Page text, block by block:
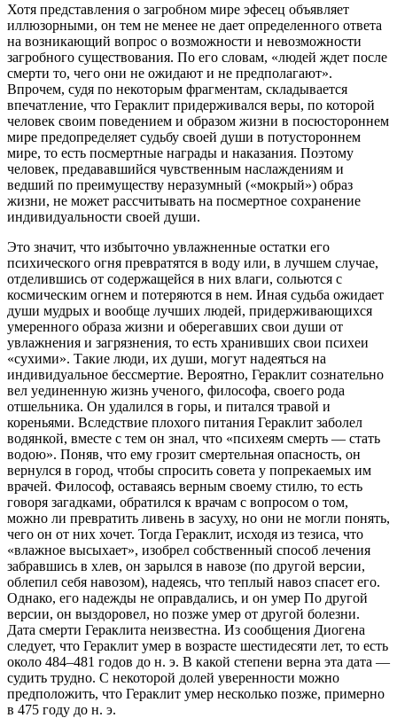
Хотя представления о загробном мире эфесец объявляет
иллюзорными, он тем не менее не дает определенного ответа
на возникающий вопрос о возможности и невозможности
загробного существования. По его словам, «людей ждет после
смерти то, чего они не ожидают и не предполагают».
Впрочем, судя по некоторым фрагментам, складывается
впечатление, что Гераклит придерживался веры, по которой
человек своим поведением и образом жизни в посюстороннем
мире предопределяет судьбу своей души в потустороннем
мире, то есть посмертные награды и наказания. Поэтому
человек, предававшийся чувственным наслаждениям и
ведший по преимуществу неразумный («мокрый») образ
жизни, не может рассчитывать на посмертное сохранение
индивидуальности своей души.
Это значит, что избыточно увлажненные остатки его
психического огня превратятся в воду или, в лучшем случае,
отделившись от содержащейся в них влаги, сольются с
космическим огнем и потеряются в нем. Иная судьба ожидает
души мудрых и вообще лучших людей, придерживающихся
умеренного образа жизни и оберегавших свои души от
увлажнения и загрязнения, то есть хранивших свои психеи
«сухими». Такие люди, их души, могут надеяться на
индивидуальное бессмертие. Вероятно, Гераклит сознательно
вел уединенную жизнь ученого, философа, своего рода
отшельника. Он удалился в горы, и питался травой и
кореньями. Вследствие плохого питания Гераклит заболел
водянкой, вместе с тем он знал, что «психеям смерть — стать
водою». Поняв, что ему грозит смертельная опасность, он
вернулся в город, чтобы спросить совета у попрекаемых им
врачей. Философ, оставаясь верным своему стилю, то есть
говоря загадками, обратился к врачам с вопросом о том,
можно ли превратить ливень в засуху, но они не могли понять,
чего он от них хочет. Тогда Гераклит, исходя из тезиса, что
«влажное высыхает», изобрел собственный способ лечения
забравшись в хлев, он зарылся в навозе (по другой версии,
облепил себя навозом), надеясь, что теплый навоз спасет его.
Однако, его надежды не оправдались, и он умер По другой
версии, он выздоровел, но позже умер от другой болезни.
Дата смерти Гераклита неизвестна. Из сообщения Диогена
следует, что Гераклит умер в возрасте шестидесяти лет, то есть
около 484–481 годов до н. э. В какой степени верна эта дата —
судить трудно. С некоторой долей уверенности можно
предположить, что Гераклит умер несколько позже, примерно
в 475 году до н. э.